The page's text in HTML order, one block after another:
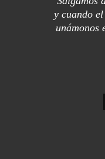
y cuando
unámonos